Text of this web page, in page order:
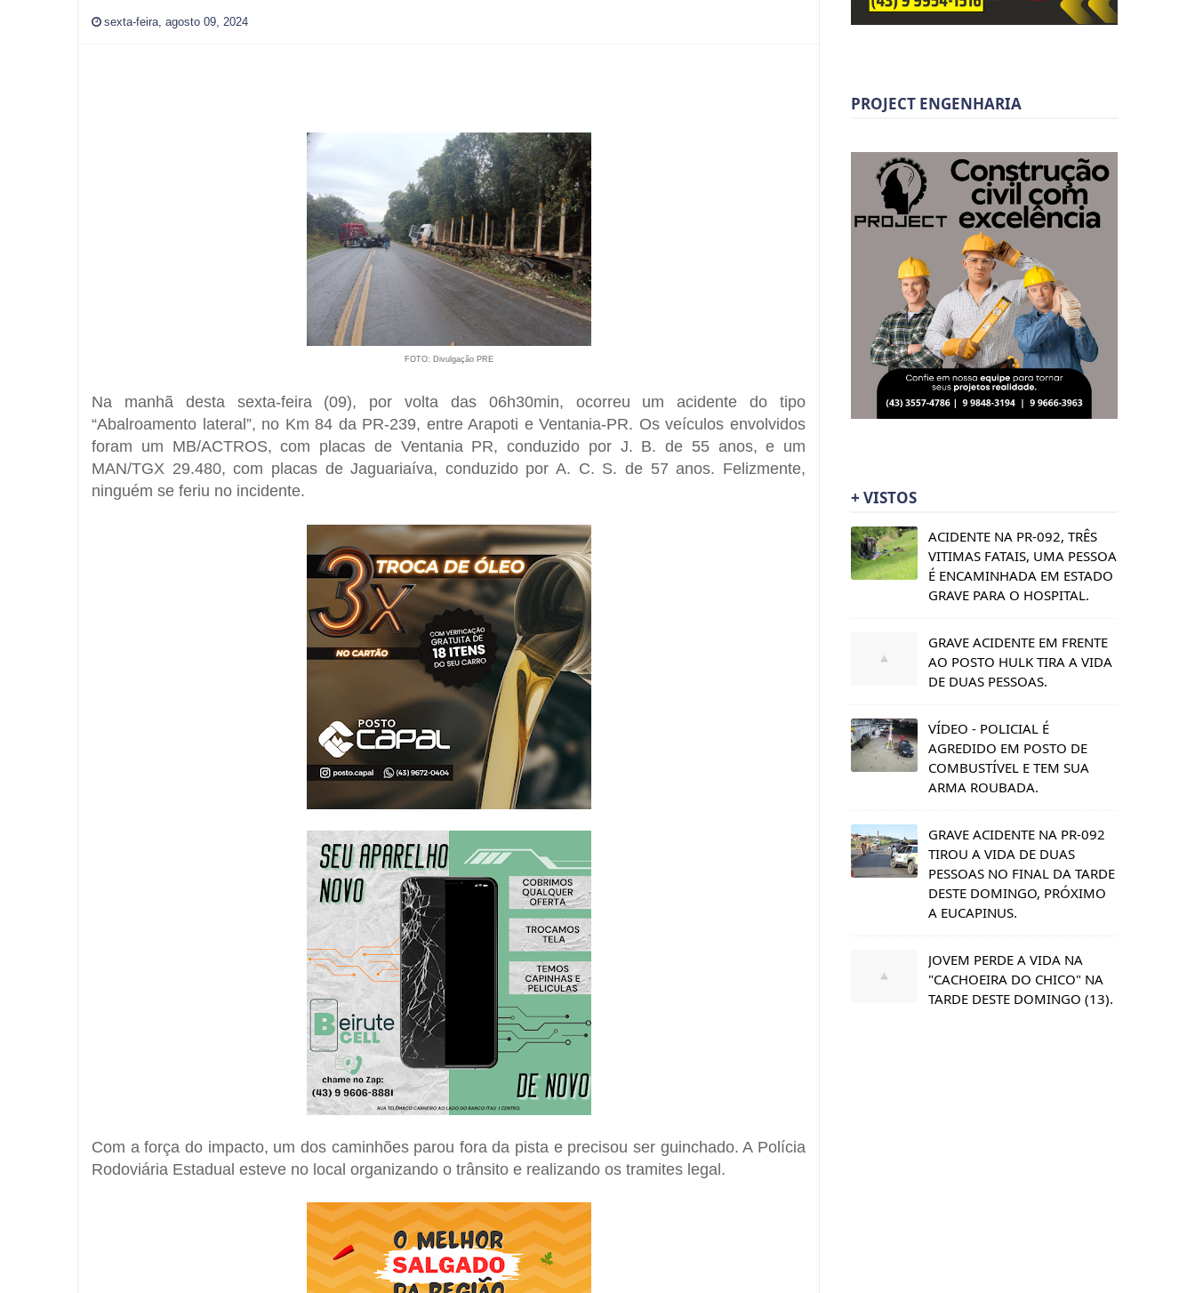
sexta-feira, agosto 09, 2024
FOTO: Divulgação PRE
Na manhã desta sexta-feira (09), por volta das 06h30min, ocorreu um acidente do tipo
“Abalroamento lateral”, no Km 84 da PR-239, entre Arapoti e Ventania-PR. Os veículos envolvidos
foram um MB/ACTROS, com placas de Ventania PR, conduzido por J. B. de 55 anos, e um
MAN/TGX 29.480, com placas de Jaguariaíva, conduzido por A. C. S. de 57 anos. Felizmente,
ninguém se feriu no incidente.
Com a força do impacto, um dos caminhões parou fora da pista e precisou ser guinchado. A Polícia
Rodoviária Estadual esteve no local organizando o trânsito e realizando os tramites legal.
PROJECT ENGENHARIA
+ VISTOS
ACIDENTE NA PR-092, TRÊS
VITIMAS FATAIS, UMA PESSOA
É ENCAMINHADA EM ESTADO
GRAVE PARA O HOSPITAL.
GRAVE ACIDENTE EM FRENTE
AO POSTO HULK TIRA A VIDA
DE DUAS PESSOAS.
VÍDEO - POLICIAL É
AGREDIDO EM POSTO DE
COMBUSTÍVEL E TEM SUA
ARMA ROUBADA.
GRAVE ACIDENTE NA PR-092
TIROU A VIDA DE DUAS
PESSOAS NO FINAL DA TARDE
DESTE DOMINGO, PRÓXIMO
A EUCAPINUS.
JOVEM PERDE A VIDA NA
"CACHOEIRA DO CHICO" NA
TARDE DESTE DOMINGO (13).